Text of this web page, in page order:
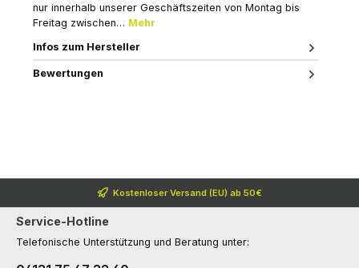
nur innerhalb unserer Geschäftszeiten von Montag bis
Freitag zwischen… Mehr
Infos zum Hersteller
Bewertungen
Kostenloser Versand (EU) ab 50€
Service-Hotline
Telefonische Unterstützung und Beratung unter: